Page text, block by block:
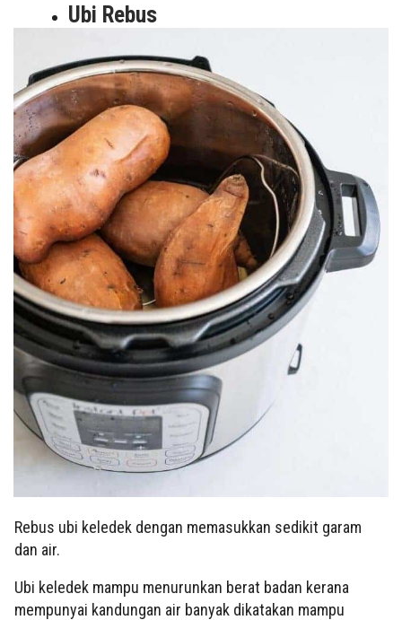
Ubi Rebus
Rebus ubi keledek dengan memasukkan sedikit garam
dan air.
Ubi keledek mampu menurunkan berat badan kerana
mempunyai kandungan air banyak dikatakan mampu